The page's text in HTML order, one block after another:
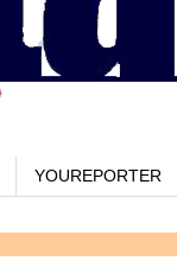
YOUREPORTER